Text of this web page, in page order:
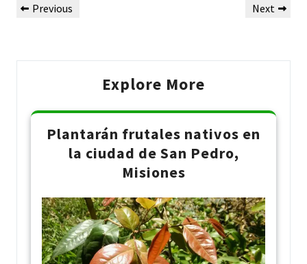
navigation
Previous
Previous
Next
Next
Explore More
Plantarán frutales nativos en
la ciudad de San Pedro,
Misiones